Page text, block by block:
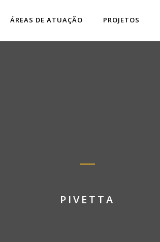
ÁREAS DE ATUAÇÃO PROJETOS
PIVETTA